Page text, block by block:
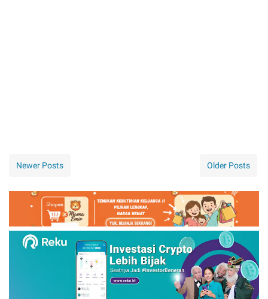
Newer Posts Older Posts